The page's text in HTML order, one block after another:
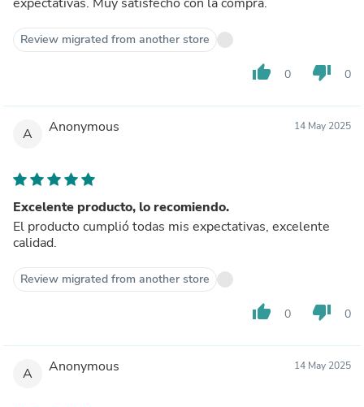
Review migrated from another store
thumb_up 0 thumb_down 0
A Anonymous 14 May 2025
Excelente producto, lo recomiendo.
El producto cumplió todas mis expectativas, excelente
calidad.
Review migrated from another store
thumb_up 0 thumb_down 0
A Anonymous 14 May 2025